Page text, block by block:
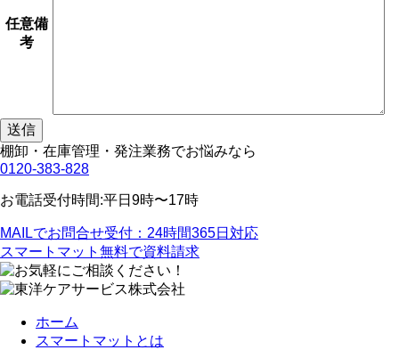
任意備
考
棚卸 ・ 在庫管理 ・ 発注業務でお悩みなら
0120-383-828
お電話受付時間:平日9時〜17時
MAILでお問合せ受付：24時間365日対応
スマートマット 無料で資料請求
ホーム
スマートマットとは